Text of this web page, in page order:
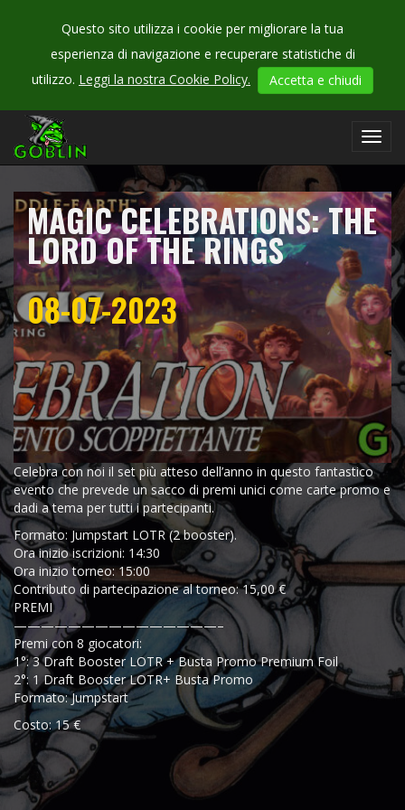
Questo sito utilizza i cookie per migliorare la tua
esperienza di navigazione e recuperare statistiche di
utilizzo. Leggi la nostra Cookie Policy. Accetta e chiudi
CHECK
OUR
MAGIC CELEBRATIONS: THE
LORD OF THE RINGS
08-07-2023
Celebra con noi il set più atteso dell’anno in questo fantastico
evento che prevede un sacco di premi unici come carte promo e
dadi a tema per tutti i partecipanti.
Formato: Jumpstart LOTR (2 booster).
Ora inizio iscrizioni: 14:30
Ora inizio torneo: 15:00
Contributo di partecipazione al torneo: 15,00 €
PREMI
———————————————–
Premi con 8 giocatori:
1°: 3 Draft Booster LOTR + Busta Promo Premium Foil
2°: 1 Draft Booster LOTR+ Busta Promo
Formato: Jumpstart
Costo: 15 €